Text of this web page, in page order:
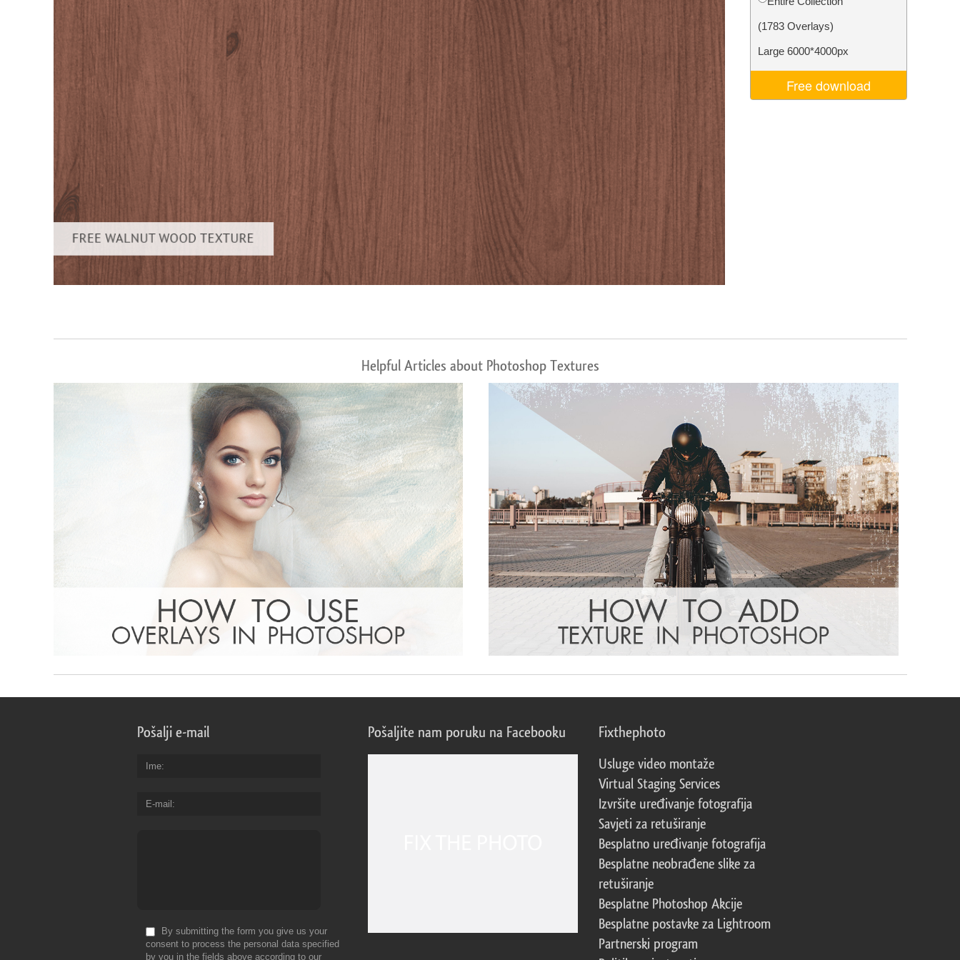
Uređivanje fotografija proizvoda Uređivanje fotografija nakita Podaci za obuku AI Video Editing Services
(1783 Overlays)
Large 6000*4000px
Free download
Helpful Articles about Photoshop Textures
Pošalji e-mail
Ime
E-mail
By submitting the form you give us your
consent to process the personal data specified
by you in the fields above according to our
Pošaljite nam poruku na Facebooku Fixthephoto
Usluge video montaže
Virtual Staging Services
Izvršite uređivanje fotografija
Savjeti za retuširanje
Besplatno uređivanje fotografija
Besplatne neobrađene slike za
retuširanje
Besplatne Photoshop Akcije
Besplatne postavke za Lightroom
Partnerski program